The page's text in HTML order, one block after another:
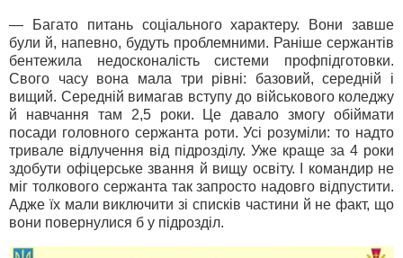
— Багато питань соціального характеру. Вони завше
були й, напевно, будуть проблемними. Раніше сержантів
бентежила недосконалість системи профпідготовки.
Свого часу вона мала три рівні: базовий, середній і
вищий. Середній вимагав вступу до військового коледжу
й навчання там 2,5 роки. Це давало змогу обіймати
посади головного сержанта роти. Усі розуміли: то надто
тривале відлучення від підрозділу. Уже краще за 4 роки
здобути офіцерське звання й вищу освіту. І командир не
міг толкового сержанта так запросто надовго відпустити.
Адже їх мали виключити зі списків частини й не факт, що
вони повернулися б у підрозділ.